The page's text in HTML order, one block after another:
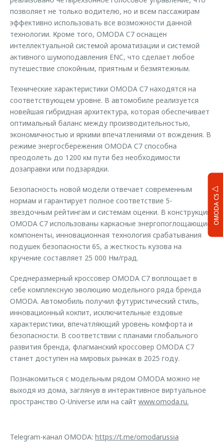
OMODA C5
позволяет не только водителю, но и всем пассажирам
эффективно использовать все возможности данной
технологии. Кроме того, OMODA C7 оснащен
интеллектуальной системой ароматизации и системой
активного шумоподавления ENC, что сделает любое
путешествие спокойным, приятным и безмятежным.
Технические характеристики OMODA С7 находятся на
соответствующем уровне. В автомобиле реализуется
новейшая гибридная архитектура, которая обеспечивает
оптимальный баланс между производительностью,
экономичностью и яркими впечатлениями от вождения. В
режиме энергосбережения OMODA С7 способна
преодолеть до 1200 км пути без необходимости
дозаправки или подзарядки.
Безопасность новой модели отвечает современным
нормам и гарантирует полное соответствие 5-
звездочным рейтингам и системам оценки. В конструкции
OMODA С7 использованы каркасные энергопоглощающие
компоненты, инновационная технология срабатывания
подушек безопасности 6S, а жесткость кузова на
кручение составляет 25 000 Нм/град.
Среднеразмерный кроссовер OMODA С7 воплощает в
себе комплексную эволюцию модельного ряда бренда
OMODA. Автомобиль получил футуристический стиль,
инновационный кокпит, исключительные ездовые
характеристики, впечатляющий уровень комфорта и
безопасности. В соответствии с планами глобального
развития бренда, флагманский кроссовер OMODA С7
станет доступен на мировых рынках в 2025 году.
Познакомиться с модельным рядом OMODA можно не
выходя из дома, заглянув в интерактивное виртуальное
пространство O-Universe или на сайт www.omoda.ru.
Telegram-канал OMODA: https://t.me/omodarussia